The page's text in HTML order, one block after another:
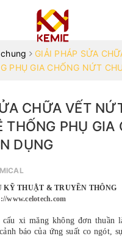
GIẢI PHÁP SỬA
PHỤ GIA CHỐNG NỨT
CHỮA VẾT
THỐNG PHỤ GIA
DỤNG
THUẬT & TRUYỀN THÔNG
www.celotech.com
xi măng không đơn thuần
báo của ứng suất co ngót,